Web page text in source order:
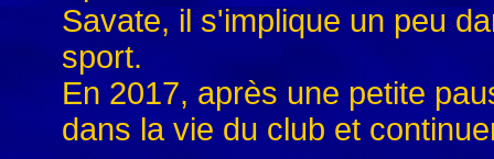
Savate, il s'implique un peu
sport.
En 2017, après une petite
dans la vie du club et